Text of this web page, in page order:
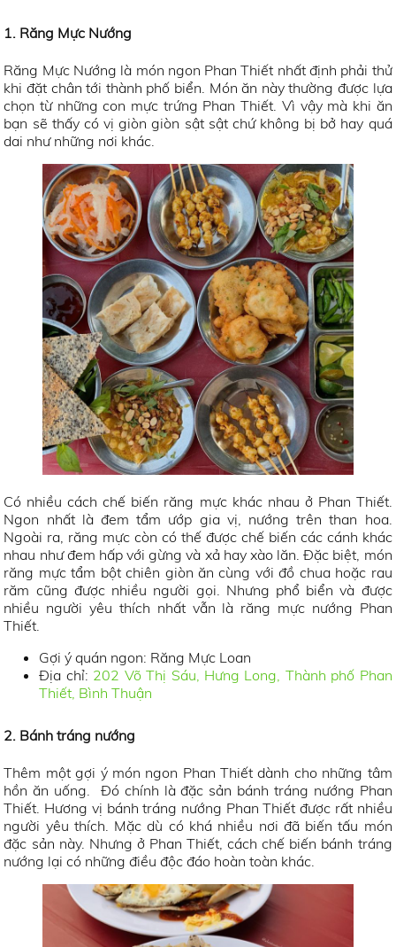
1. Răng Mực Nướng
Răng Mực Nướng là món ngon Phan Thiết nhất định phải thử
khi đặt chân tới thành phố biển. Món ăn này thường được lựa
chọn từ những con mực trứng Phan Thiết. Vì vậy mà khi ăn
bạn sẽ thấy có vị giòn giòn sật sật chứ không bị bở hay quá
dai như những nơi khác.
Có nhiều cách chế biến răng mực khác nhau ở Phan Thiết.
Ngon nhất là đem tẩm ướp gia vị, nướng trên than hoa.
Ngoài ra, răng mực còn có thế được chế biến các cánh khác
nhau như đem hấp với gừng và xả hay xào lăn. Đặc biệt, món
răng mực tẩm bột chiên giòn ăn cùng với đồ chua hoặc rau
răm cũng được nhiều người gọi. Nhưng phổ biển và được
nhiều người yêu thích nhất vẫn là răng mực nướng Phan
Thiết.
Gợi ý quán ngon: Răng Mực Loan
Địa chỉ: 202 Võ Thị Sáu, Hưng Long, Thành phố Phan
Thiết, Bình Thuận
2. Bánh tráng nướng
Thêm một gợi ý món ngon Phan Thiết dành cho những tâm
hồn ăn uống. Đó chính là đặc sản bánh tráng nướng Phan
Thiết. Hương vị bánh tráng nướng Phan Thiết được rất nhiều
người yêu thích. Mặc dù có khá nhiều nơi đã biến tấu món
đặc sản này. Nhưng ở Phan Thiết, cách chế biến bánh tráng
nướng lại có những điều độc đáo hoàn toàn khác.